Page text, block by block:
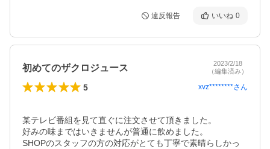
違反報告 いいね 0
初めてのザクロジュース
2023/2/18
（編集済み）
5 xvz********さん
某テレビ番組を見て直ぐに注文させて頂きました。
好みの味まではいきませんが普通に飲めました。
SHOPのスタッフの方の対応がとても丁寧で素晴らしかっ